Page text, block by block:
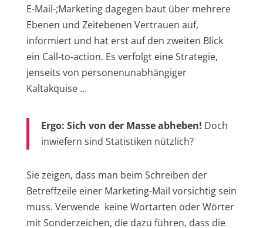
E-Mail-;Marketing dagegen baut über mehrere
Ebenen und Zeitebenen Vertrauen auf,
informiert und hat erst auf den zweiten Blick
ein Call-to-action. Es verfolgt eine Strategie,
jenseits von personenunabhängiger
Kaltakquise …
Ergo: Sich von der Masse abheben! Doch
inwiefern sind Statistiken nützlich?
Sie zeigen, dass man beim Schreiben der
Betreffzeile einer Marketing-Mail vorsichtig sein
muss. Verwende keine Wortarten oder Wörter
mit Sonderzeichen, die dazu führen, dass die